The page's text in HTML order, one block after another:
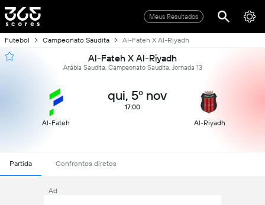
Meus Resultados
Futebol Campeonato Saudita Al-Fateh X Al-Riyadh
Al-Fateh X Al-Riyadh
Arábia Saudita, Campeonato Saudita, Jornada 13
Al-Fateh
qui, 5º nov
17:00
Al-Riyadh
Partida Confrontos diretos
Ad